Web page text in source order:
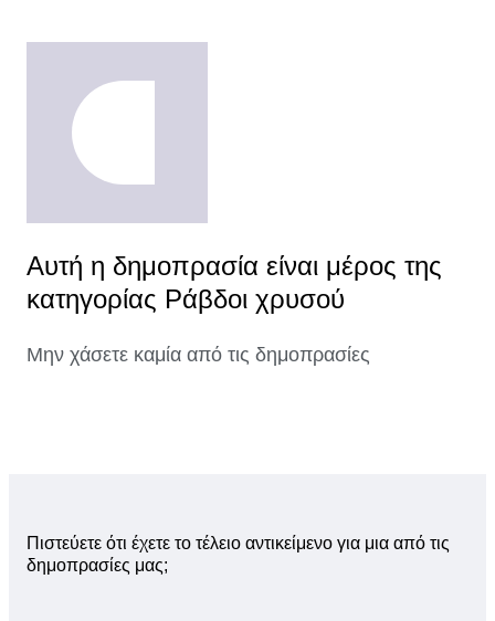
Αυτή η δημοπρασία είναι μέρος της
κατηγορίας Ράβδοι χρυσού
Μην χάσετε καμία από τις δημοπρασίες
Πιστεύετε ότι έχετε το τέλειο αντικείμενο για μια από τις
δημοπρασίες μας;